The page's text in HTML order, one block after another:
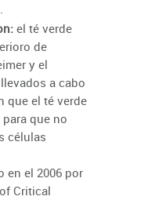
el té verde
de
y el
a cabo
que el té verde
que no
células
en el 2006 por
Critical